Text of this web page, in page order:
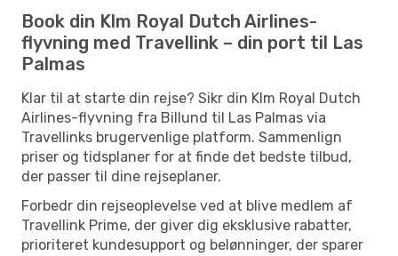
Book din Klm Royal Dutch Airlines-
flyvning med Travellink – din port til Las
Palmas
Klar til at starte din rejse? Sikr din Klm Royal Dutch
Airlines-flyvning fra Billund til Las Palmas via
Travellinks brugervenlige platform. Sammenlign
priser og tidsplaner for at finde det bedste tilbud,
der passer til dine rejseplaner.
Forbedr din rejseoplevelse ved at blive medlem af
Travellink Prime, der giver dig eksklusive rabatter,
prioriteret kundesupport og belønninger, der sparer